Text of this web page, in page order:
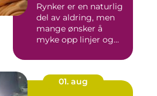
Rynker er en naturlig
del av aldring, men
mange ønsker å
myke opp linjer og
uttryk...
01. aug